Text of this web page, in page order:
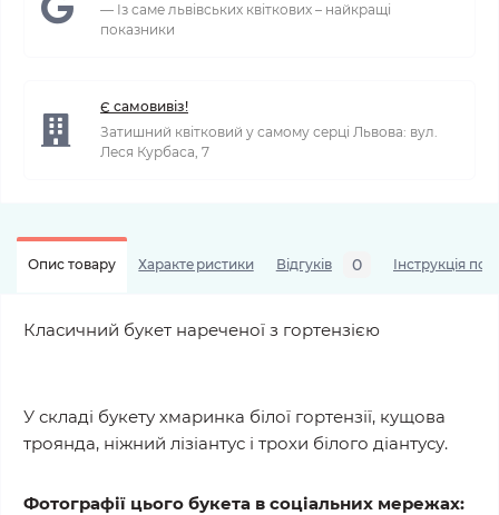
— Із саме львівських квіткових – найкращі
показники
Є самовивіз!
Затишний квітковий у самому серці Львова: вул.
Леся Курбаса, 7
Опис товару Характеристики Відгуків 0 Інструкція по
Класичний букет нареченої з гортензією
У складі букету хмаринка білої гортензії, кущова
троянда, ніжний лізіантус і трохи білого діантусу.
Фотографії цього букета в соціальних мережах: